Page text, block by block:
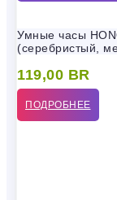
Умные часы
(серебристый,
119,00 BR
ПОДРОБНЕЕ